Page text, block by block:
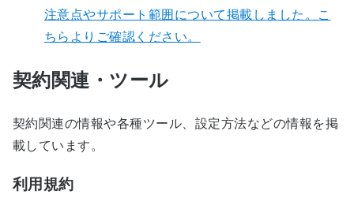
注意点やサポート範囲について掲載しました。こ
ちらよりご確認ください。​
契約関連・ツール
契約関連の情報や各種ツール、設定方法などの情報を掲
載しています。
利用規約